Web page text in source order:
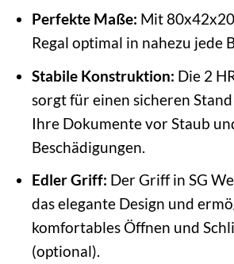
Perfekte Maße: Mit
Regal optimal in nahezu jede
Stabile Konstruktion: Die 2
sorgt für einen sicheren
Ihre Dokumente vor Staub
Beschädigungen.
Edler Griff: Der Griff in SG
das elegante Design und
komfortables Öffnen und
(optional).